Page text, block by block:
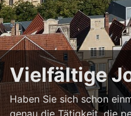
Vielfältige
Haben Sie sich schon